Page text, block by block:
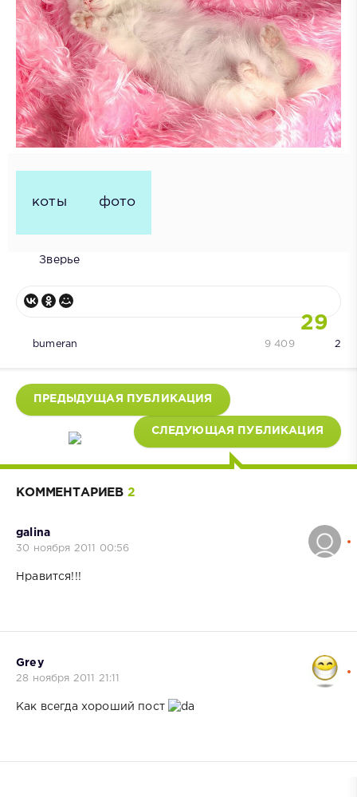
коты фото
Зверье
29
bumeran 2
9 409
ПРЕДЫДУЩАЯ ПУБЛИКАЦИЯ
СЛЕДУЮЩАЯ ПУБЛИКАЦИЯ
КОММЕНТАРИЕВ 2
galina
30 ноября 2011 00:56
Нравится!!!
Grey
28 ноября 2011 21:11
Как всегда хороший пост